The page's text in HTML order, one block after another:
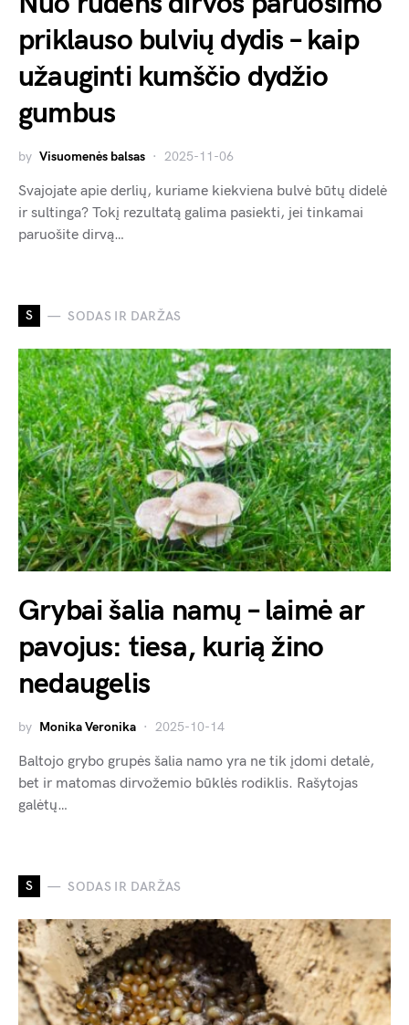
priklauso bulvių dydis – kaip
užauginti kumščio dydžio
gumbus
by Visuomenės balsas 2025-11-06
Svajojate apie derlių, kuriame kiekviena bulvė būtų didelė
ir sultinga? Tokį rezultatą galima pasiekti, jei tinkamai
paruošite dirvą…
S SODAS IR DARŽAS
Grybai šalia namų – laimė ar
pavojus: tiesa, kurią žino
nedaugelis
by Monika Veronika 2025-10-14
Baltojo grybo grupės šalia namo yra ne tik įdomi detalė,
bet ir matomas dirvožemio būklės rodiklis. Rašytojas
galėtų…
S SODAS IR DARŽAS